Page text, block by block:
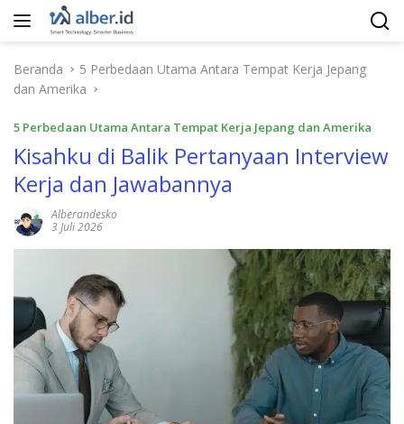
Langsung
Beranda
5 Perbedaan Utama Antara Tempat Kerja Jepang
dan Amerika
5 Perbedaan Utama Antara Tempat Kerja Jepang dan Amerika
Kisahku di Balik Pertanyaan Interview
Kerja dan Jawabannya
Alberandesko
3 Juli 2026